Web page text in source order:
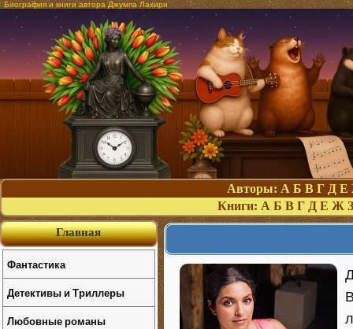
Биография и книги автора Джумпа Лахири
Авторы: А Б В Г Д Е
Книги: А Б В Г Д Е Ж З
Главная
Фантастика
Детективы и Триллеры
Любовные романы